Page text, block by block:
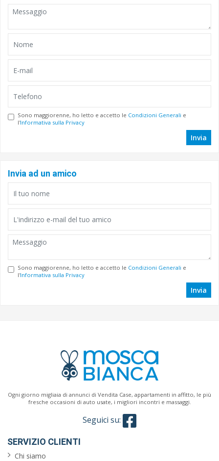
Sono maggiorenne, ho letto e accetto le Condizioni Generali e
l'Informativa sulla Privacy
Invia
Invia ad un amico
Sono maggiorenne, ho letto e accetto le Condizioni Generali e
l'Informativa sulla Privacy
Invia
Ogni giorno migliaia di annunci di Vendita Case, appartamenti in affitto, le più
fresche occasioni di auto usate, i migliori incontri e massaggi.
Seguici su:
SERVIZIO CLIENTI
Chi siamo